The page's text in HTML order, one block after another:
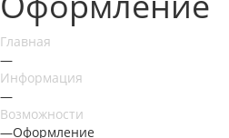
Главная
—
Информация
—
Возможности
—Оформление